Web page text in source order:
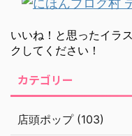
いいね！と思ったイラ
クしてください！
カテゴリー
店頭ポップ (103)